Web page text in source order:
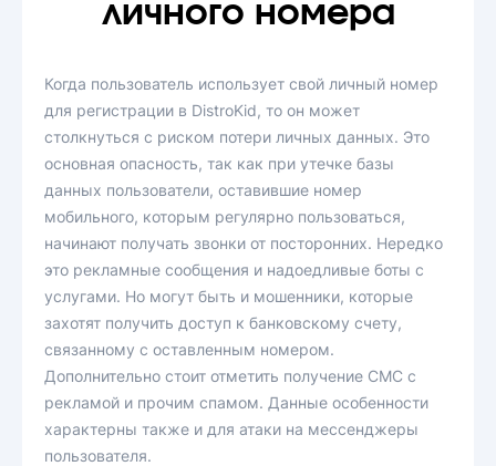
личного номера
Когда пользователь использует свой личный номер
для регистрации в DistroKid, то он может
столкнуться с риском потери личных данных. Это
основная опасность, так как при утечке базы
данных пользователи, оставившие номер
мобильного, которым регулярно пользоваться,
начинают получать звонки от посторонних. Нередко
это рекламные сообщения и надоедливые боты с
услугами. Но могут быть и мошенники, которые
захотят получить доступ к банковскому счету,
связанному с оставленным номером.
Дополнительно стоит отметить получение СМС с
рекламой и прочим спамом. Данные особенности
характерны также и для атаки на мессенджеры
пользователя.